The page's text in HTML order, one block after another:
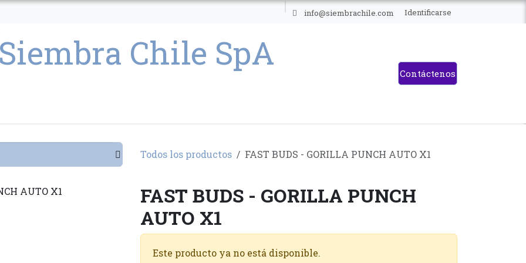
info@siembrachile.com Identificarse
Contáctenos
Todos los productos FAST BUDS - GORILLA PUNCH AUTO X1
FAST BUDS - GORILLA PUNCH
AUTO X1
Este producto ya no está disponible.